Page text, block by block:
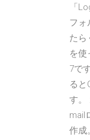
「
フォ
たら
を
7で
る
す。
mail
作成